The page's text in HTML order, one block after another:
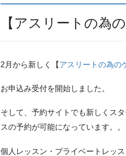
【アスリートの為
2月から新しく【 アスリートの為の
お申込み受付を開始しました。
そして、予約サイトでも新しくス
スの予約が可能になっています。。
個人レッスン・プライベートレッ